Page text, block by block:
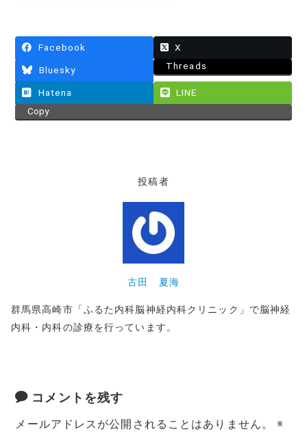
Facebook X
Bluesky Threads
Hatena
LINE
Copy
投稿者
古田 夏海
群馬県高崎市「ふるた内科脳神経内科クリニック」で脳神経
内科・内科の診療を行っています。
コメントを残す
メールアドレスが公開されることはありません。
※